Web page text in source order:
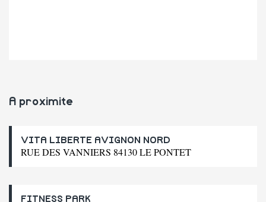
A proximite
VITA LIBERTE AVIGNON NORD
RUE DES VANNIERS 84130 LE PONTET
FITNESS PARK